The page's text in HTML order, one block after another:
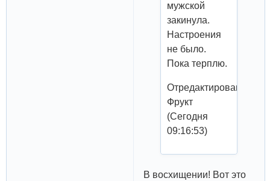
мужской
закинула.
Настроения
не было.
Пока терплю.
Отредактировано
Фрукт
(Сегодня
09:16:53)
В восхищении! Вот это